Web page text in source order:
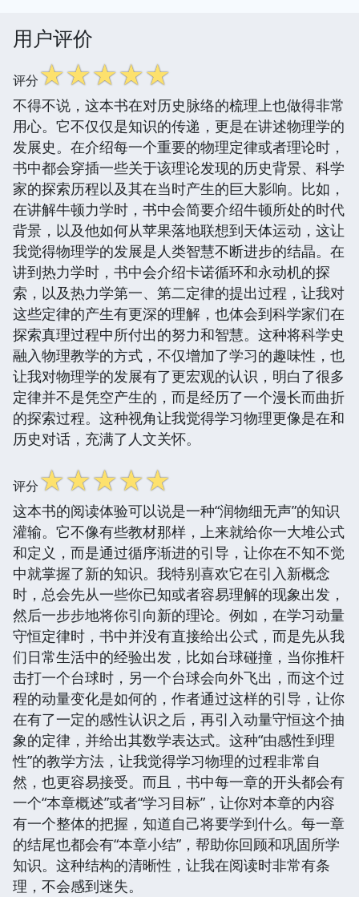
用户评价
评分☆☆☆☆☆
不得不说，这本书在对历史脉络的梳理上也做得非常
用心。它不仅仅是知识的传递，更是在讲述物理学的
发展史。在介绍每一个重要的物理定律或者理论时，
书中都会穿插一些关于该理论发现的历史背景、科学
家的探索历程以及其在当时产生的巨大影响。比如，
在讲解牛顿力学时，书中会简要介绍牛顿所处的时代
背景，以及他如何从苹果落地联想到天体运动，这让
我觉得物理学的发展是人类智慧不断进步的结晶。在
讲到热力学时，书中会介绍卡诺循环和永动机的探
索，以及热力学第一、第二定律的提出过程，让我对
这些定律的产生有更深的理解，也体会到科学家们在
探索真理过程中所付出的努力和智慧。这种将科学史
融入物理教学的方式，不仅增加了学习的趣味性，也
让我对物理学的发展有了更宏观的认识，明白了很多
定律并不是凭空产生的，而是经历了一个漫长而曲折
的探索过程。这种视角让我觉得学习物理更像是在和
历史对话，充满了人文关怀。
评分☆☆☆☆☆
这本书的阅读体验可以说是一种“润物细无声”的知识
灌输。它不像有些教材那样，上来就给你一大堆公式
和定义，而是通过循序渐进的引导，让你在不知不觉
中就掌握了新的知识。我特别喜欢它在引入新概念
时，总会先从一些你已知或者容易理解的现象出发，
然后一步步地将你引向新的理论。例如，在学习动量
守恒定律时，书中并没有直接给出公式，而是先从我
们日常生活中的经验出发，比如台球碰撞，当你推杆
击打一个台球时，另一个台球会向外飞出，而这个过
程的动量变化是如何的，作者通过这样的引导，让你
在有了一定的感性认识之后，再引入动量守恒这个抽
象的定律，并给出其数学表达式。这种“由感性到理
性”的教学方法，让我觉得学习物理的过程非常自
然，也更容易接受。而且，书中每一章的开头都会有
一个“本章概述”或者“学习目标”，让你对本章的内容
有一个整体的把握，知道自己将要学到什么。每一章
的结尾也都会有“本章小结”，帮助你回顾和巩固所学
知识。这种结构的清晰性，让我在阅读时非常有条
理，不会感到迷失。